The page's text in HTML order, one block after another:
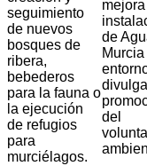
seguimiento
de nuevos
bosques de
ribera,
bebederos
para la fauna o
la ejecución
de refugios
para
murciélagos.
de
Murcia
del